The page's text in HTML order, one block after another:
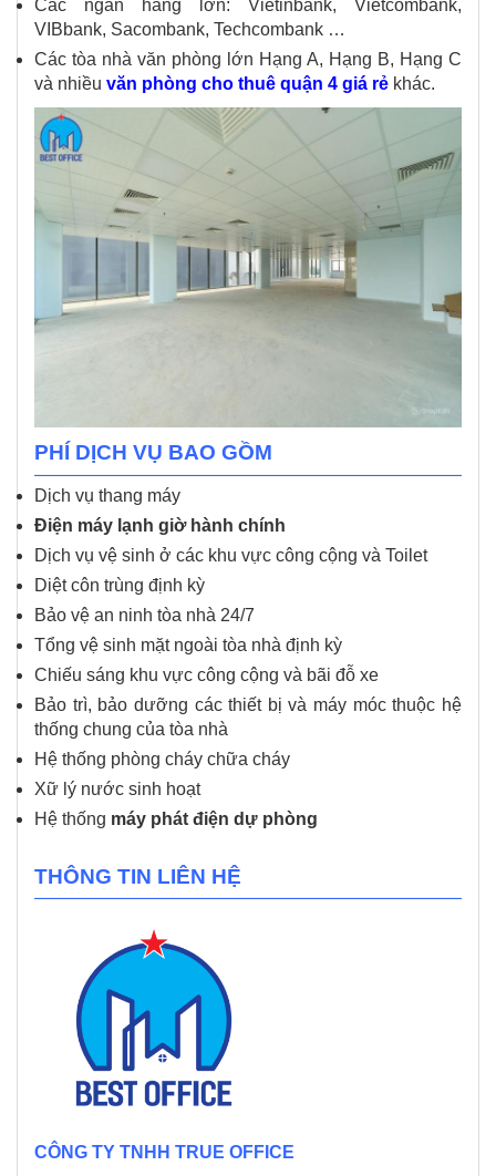
Các ngân hàng lớn: Vietinbank, Vietcombank,
VIBbank, Sacombank, Techcombank …
Các tòa nhà văn phòng lớn Hạng A, Hạng B, Hạng C
và nhiều văn phòng cho thuê quận 4 giá rẻ khác.
PHÍ DỊCH VỤ BAO GỒM
Dịch vụ thang máy
Điện máy lạnh giờ hành chính
Dịch vụ vệ sinh ở các khu vực công cộng và Toilet
Diệt côn trùng định kỳ
Bảo vệ an ninh tòa nhà 24/7
Tổng vệ sinh mặt ngoài tòa nhà định kỳ
Chiếu sáng khu vực công cộng và bãi đỗ xe
Bảo trì, bảo dưỡng các thiết bị và máy móc thuộc hệ
thống chung của tòa nhà
Hệ thống phòng cháy chữa cháy
Xữ lý nước sinh hoạt
Hệ thống máy phát điện dự phòng
THÔNG TIN LIÊN HỆ
CÔNG TY TNHH TRUE OFFICE